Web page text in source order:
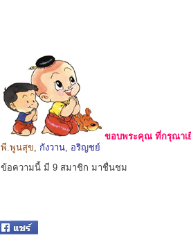
ขอบพระคุณ ที่กรุณาเ
พี.พูนสุข, กังวาน, อริญชย์
ข้อความนี้ มี 9 สมาชิก มาชื่นชม